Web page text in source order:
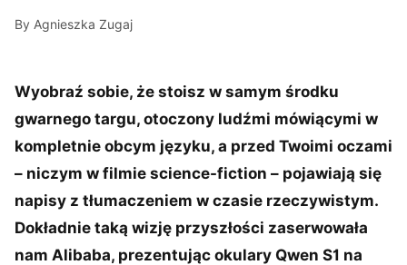
By Agnieszka Zugaj
Wyobraź sobie, że stoisz w samym środku
gwarnego targu, otoczony ludźmi mówiącymi w
kompletnie obcym języku, a przed Twoimi oczami
– niczym w filmie science-fiction – pojawiają się
napisy z tłumaczeniem w czasie rzeczywistym.
Dokładnie taką wizję przyszłości zaserwowała
nam Alibaba, prezentując okulary Qwen S1 na